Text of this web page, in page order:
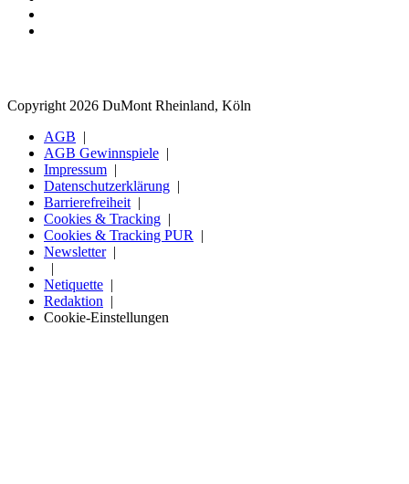
Copyright 2026 DuMont Rheinland, Köln
AGB
AGB Gewinnspiele
Impressum
Datenschutzerklärung
Barrierefreiheit
Cookies & Tracking
Cookies & Tracking PUR
Newsletter
Netiquette
Redaktion
Cookie-Einstellungen